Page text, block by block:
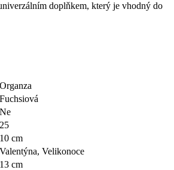
doplňkem, který je vhodný do
Organza
Fuchsiová
Ne
25
10 cm
Valentýna, Velikonoce
13 cm